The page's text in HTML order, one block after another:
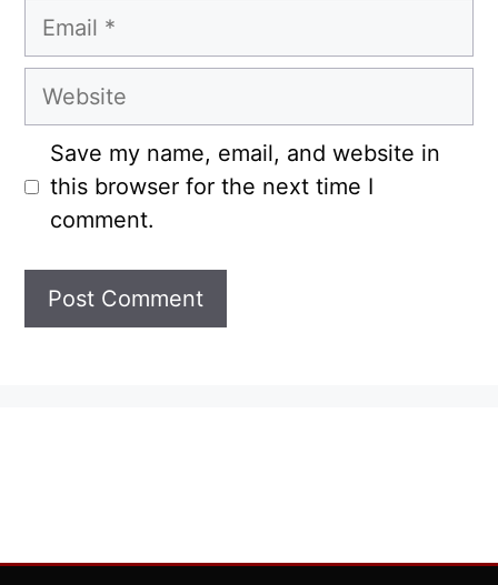
Email
Website
Save my name, email, and website in
this browser for the next time I
comment.